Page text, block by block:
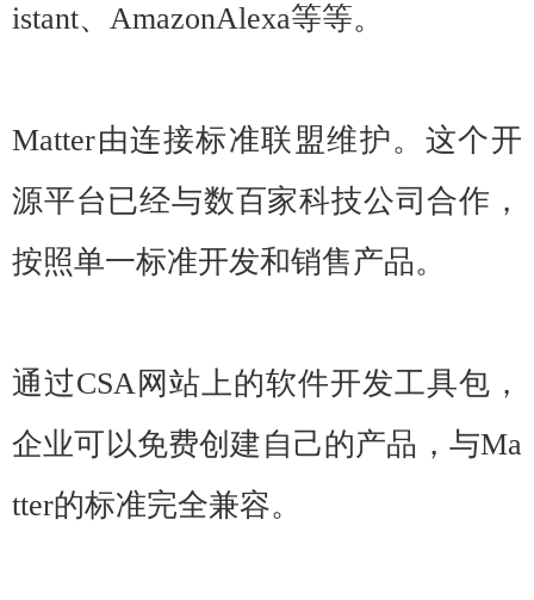
istant、AmazonAlexa等等。
Matter由连接标准联盟维护。这个开
源平台已经与数百家科技公司合作，
按照单一标准开发和销售产品。
通过CSA网站上的软件开发工具包，
企业可以免费创建自己的产品，与Ma
tter的标准完全兼容。